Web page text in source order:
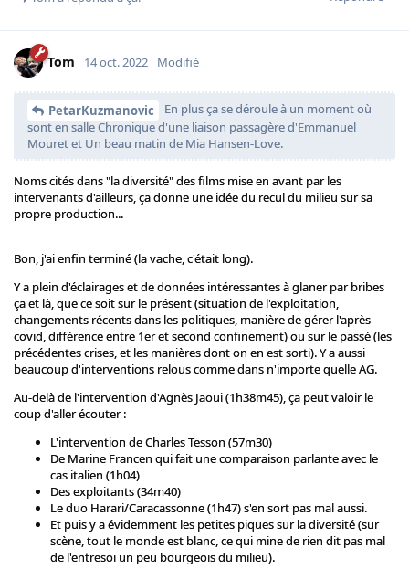
Tom 14 oct. 2022 Modifié
PetarKuzmanovic
En plus ça se déroule à un moment où
sont en salle Chronique d'une liaison passagère d'Emmanuel
Mouret et Un beau matin de Mia Hansen-Love.
Noms cités dans "la diversité" des films mise en avant par les
intervenants d'ailleurs, ça donne une idée du recul du milieu sur sa
propre production...
Bon, j'ai enfin terminé (la vache, c'était long).
Y a plein d'éclairages et de données intéressantes à glaner par bribes
ça et là, que ce soit sur le présent (situation de l'exploitation,
changements récents dans les politiques, manière de gérer l'après-
covid, différence entre 1er et second confinement) ou sur le passé (les
précédentes crises, et les manières dont on en est sorti). Y a aussi
beaucoup d'interventions relous comme dans n'importe quelle AG.
Au-delà de l'intervention d'Agnès Jaoui (1h38m45), ça peut valoir le
coup d'aller écouter :
L'intervention de Charles Tesson (57m30)
De Marine Francen qui fait une comparaison parlante avec le
cas italien (1h04)
Des exploitants (34m40)
Le duo Harari/Caracassonne (1h47) s'en sort pas mal aussi.
Et puis y a évidemment les petites piques sur la diversité (sur
scène, tout le monde est blanc, ce qui mine de rien dit pas mal
de l'entresoi un peu bourgeois du milieu).